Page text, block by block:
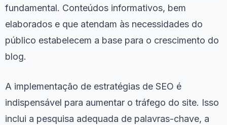
fundamental. Conteúdos informativos, bem
elaborados e que atendam às necessidades do
público estabelecem a base para o crescimento do
blog.
A implementação de estratégias de SEO é
indispensável para aumentar o tráfego do site. Isso
inclui a pesquisa adequada de palavras-chave, a